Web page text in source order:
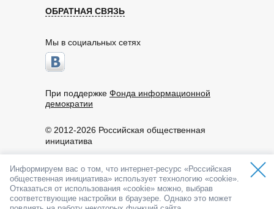
© 2012-2026 Российская общественная
инициатива
По вопросам работы портала обращайтесь:
info@roi.ru
8-800-200-61-62
ОБРАТНАЯ СВЯЗЬ
Мы в социальных сетях
При поддержке Фонда информационной
демократии
Информируем вас о том, что интернет-ресурс «Российская
общественная инициатива» использует технологию «cookie».
Отказаться от использования «cookie» можно, выбрав
соответствующие настройки в браузере. Однако это может